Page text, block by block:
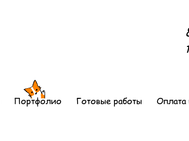
Портфолио Готовые работы Оплата